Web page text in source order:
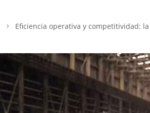
Eficiencia operativa y competitividad: